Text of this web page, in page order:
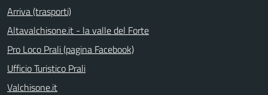
Arriva (trasporti)
Altavalchisone.it - la valle del Forte
Pro Loco Prali (pagina Facebook)
Ufficio Turistico Prali
Valchisone.it